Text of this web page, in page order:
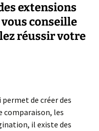
extensions
conseille
réussir votre
permet de créer des
comparaison, les
il existe des